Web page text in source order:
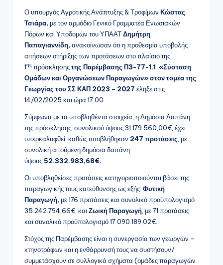
Ο υπουργός Αγροτικής Ανάπτυξης & Τροφίμων Κώστας
Τσιάρα, με τον αρμόδιο Γενικό Γραμματέα Ενωσιακών
Πόρων και Υποδομών του ΥΠΑΑΤΔημήτρη
Παπαγιαννίδη, ανακοίνωσαν ότι η προθεσμία υποβολής
αιτήσεων στήριξης των προτάσεων στο πλαίσιο της
1ης πρόσκλησηςτης Παρέμβασης Π3-77-1.1 «Σύσταση
Ομάδων και Οργανώσεων Παραγωγών» στον τομέα της
Γεωργίας του ΣΣ ΚΑΠ 2023 – 2027 έληξε στις
14/02/2025 και ώρα 17:00.
Σύμφωνα με τα υποβληθέντα στοιχεία, η Δημόσια Δαπάνη
της πρόσκλησης, συνολικού ύψους 31.179.560,00€, έχει
υπερκαλυφθεί, καθώς υποβλήθηκαν 247 προτάσεις , με
συνολική αιτούμενη δημόσια δαπάνη
ύψους52.332.983,68€.
Οι υποβληθείσες προτάσεις κατηγοριοποιούνται βάσει της
παραγωγικής τους κατεύθυνσης ως εξής: Φυτική
Παραγωγή, με 176 προτάσεις και συνολικό προϋπολογισμό
35.242.794,66€, και Ζωική Παραγωγή , με 71 προτάσεις
και συνολικό προϋπολογισμό 17.090.189,02€.
Στόχος της Παρέμβασης είναι η συνεργασία των γεωργών –
κτηνοτρόφων και η ενθάρρυνσή τους να συστήσουν/
συμμετάσχουν σε συλλογικά σχήματα (ομάδες παραγωγών